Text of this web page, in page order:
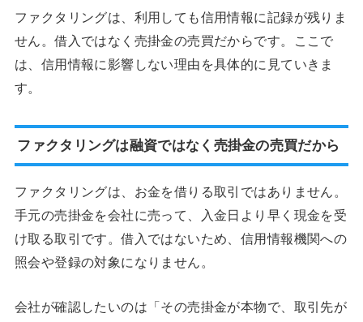
ファクタリングは、利用しても信用情報に記録が残りま
せん。借入ではなく売掛金の売買だからです。ここで
は、信用情報に影響しない理由を具体的に見ていきま
す。
ファクタリングは融資ではなく売掛金の売買だから
ファクタリングは、お金を借りる取引ではありません。
手元の売掛金を会社に売って、入金日より早く現金を受
け取る取引です。借入ではないため、信用情報機関への
照会や登録の対象になりません。
会社が確認したいのは「その売掛金が本物で、取引先が